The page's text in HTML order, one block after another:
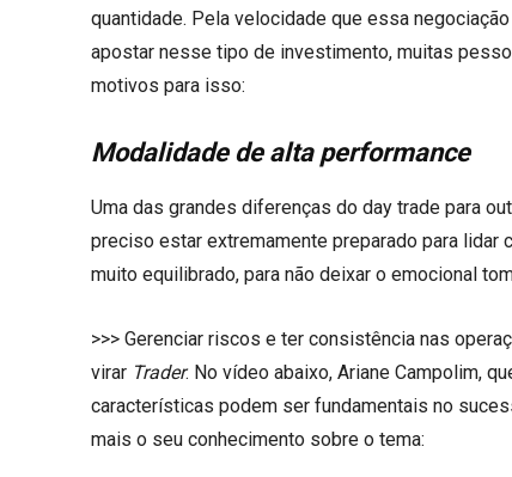
quantidade. Pela velocidade que essa
apostar nesse tipo de investimento, muitas
motivos para isso:
Modalidade de alta performance
Uma das grandes diferenças do day trade para
preciso estar extremamente preparado para lidar
muito equilibrado, para não deixar o emocional
>>> Gerenciar riscos e ter consistência nas
virar Trader. No vídeo abaixo, Ariane Campolim,
características podem ser fundamentais no
mais o seu conhecimento sobre o tema: